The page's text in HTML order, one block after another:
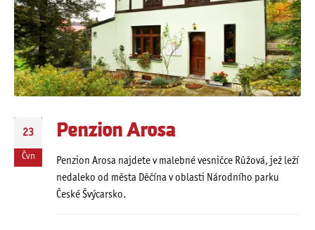
23
Čvn
Penzion Arosa
Penzion Arosa najdete v malebné vesničce Růžová, jež leží
nedaleko od města Děčína v oblasti Národního parku
České Švýcarsko.